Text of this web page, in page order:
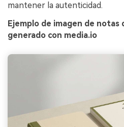
mantener la autenticidad.
Ejemplo de imagen de notas
generado con media.io